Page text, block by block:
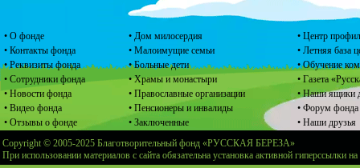
• О фонде
• Контакты фонда
• Реквизиты фонда
• Сотрудники фонда
• Новости фонда
• Видео фонда
• Отзывы о фонде
• Дом милосердия
• Малоимущие семьи
• Больные дети
• Храмы и монастыри
• Православные организации
• Пенсионеры и инвалиды
• Заключенные
• Центр
• Летняя база
• Обучение
• Газета
• Наши ящики
• Форум фонда
• Наши друзья
Copyright © 2005-2025 Благотворительный фонд «РУССКАЯ БЕРЕЗА»
При использовании материалов с сайта обязательна установка активной гиперссылки